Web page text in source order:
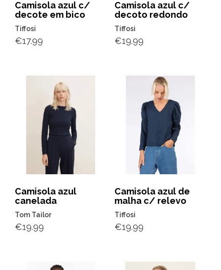
Camisola azul c/
decote em bico
Tiffosi
€17.99
Camisola azul c/
decoto redondo
Tiffosi
€19.99
Camisola azul
canelada
Tom Tailor
€19.99
Camisola azul de
malha c/ relevo
Tiffosi
€19.99